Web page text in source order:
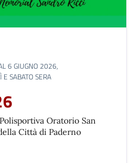
6 GIUGNO 2026,
SABATO SERA
Oratorio San
Città di Paderno